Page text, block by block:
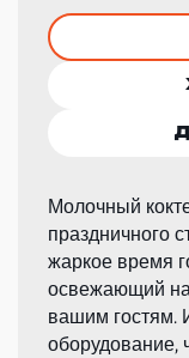
Молочный
праздничного
жаркое время
освежающий
вашим гостям.
оборудование,